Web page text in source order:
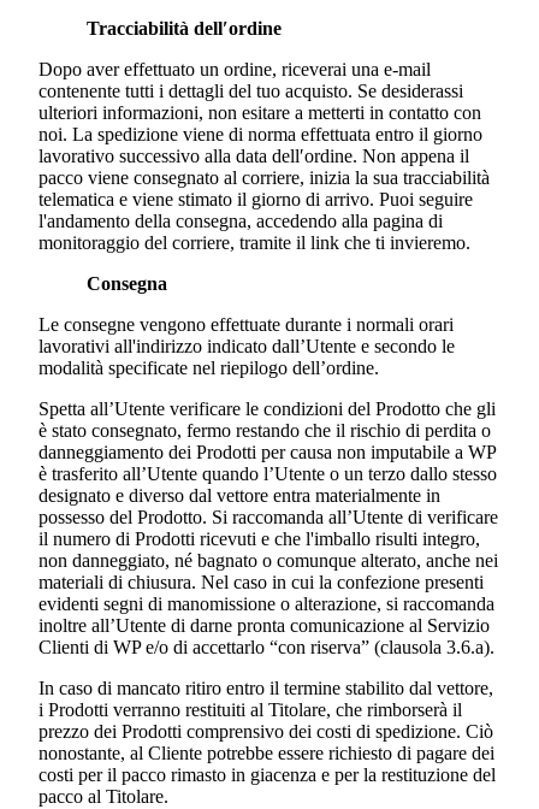
Tracciabilità dell′ordine
Dopo aver effettuato un ordine, riceverai una e-mail
contenente tutti i dettagli del tuo acquisto. Se desiderassi
ulteriori informazioni, non esitare a metterti in contatto con
noi. La spedizione viene di norma effettuata entro il giorno
lavorativo successivo alla data dell′ordine. Non appena il
pacco viene consegnato al corriere, inizia la sua tracciabilità
telematica e viene stimato il giorno di arrivo. Puoi seguire
l'andamento della consegna, accedendo alla pagina di
monitoraggio del corriere, tramite il link che ti invieremo.
Consegna
Le consegne vengono effettuate durante i normali orari
lavorativi all'indirizzo indicato dall’Utente e secondo le
modalità specificate nel riepilogo dell’ordine.
Spetta all’Utente verificare le condizioni del Prodotto che gli
è stato consegnato, fermo restando che il rischio di perdita o
danneggiamento dei Prodotti per causa non imputabile a WP
è trasferito all’Utente quando l’Utente o un terzo dallo stesso
designato e diverso dal vettore entra materialmente in
possesso del Prodotto. Si raccomanda all’Utente di verificare
il numero di Prodotti ricevuti e che l'imballo risulti integro,
non danneggiato, né bagnato o comunque alterato, anche nei
materiali di chiusura. Nel caso in cui la confezione presenti
evidenti segni di manomissione o alterazione, si raccomanda
inoltre all’Utente di darne pronta comunicazione al Servizio
Clienti di WP e/o di accettarlo “con riserva” (clausola 3.6.a).
In caso di mancato ritiro entro il termine stabilito dal vettore,
i Prodotti verranno restituiti al Titolare, che rimborserà il
prezzo dei Prodotti comprensivo dei costi di spedizione. Ciò
nonostante, al Cliente potrebbe essere richiesto di pagare dei
costi per il pacco rimasto in giacenza e per la restituzione del
pacco al Titolare.